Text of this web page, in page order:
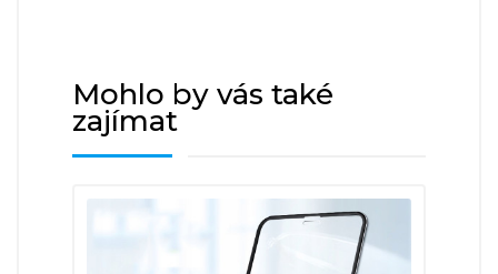
Mohlo by vás také
zajímat